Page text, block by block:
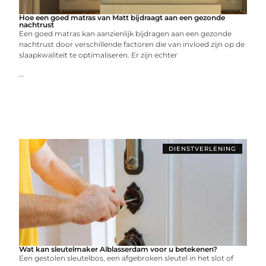
Hoe een goed matras van Matt bijdraagt aan een gezonde
nachtrust
Een goed matras kan aanzienlijk bijdragen aan een gezonde
nachtrust door verschillende factoren die van invloed zijn op de
slaapkwaliteit te optimaliseren. Er zijn echter
...
DIENSTVERLENING
Wat kan sleutelmaker Alblasserdam voor u betekenen?
Een gestolen sleutelbos, een afgebroken sleutel in het slot of